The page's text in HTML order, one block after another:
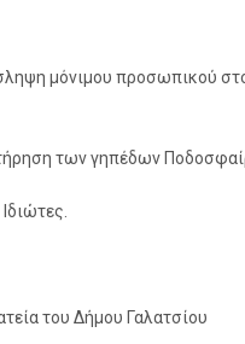
μόνιμου προσωπικού
των γηπέδων
του Δήμου Γαλατσίου